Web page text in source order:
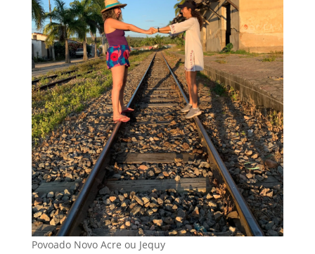
Povoado Novo Acre ou Jequy